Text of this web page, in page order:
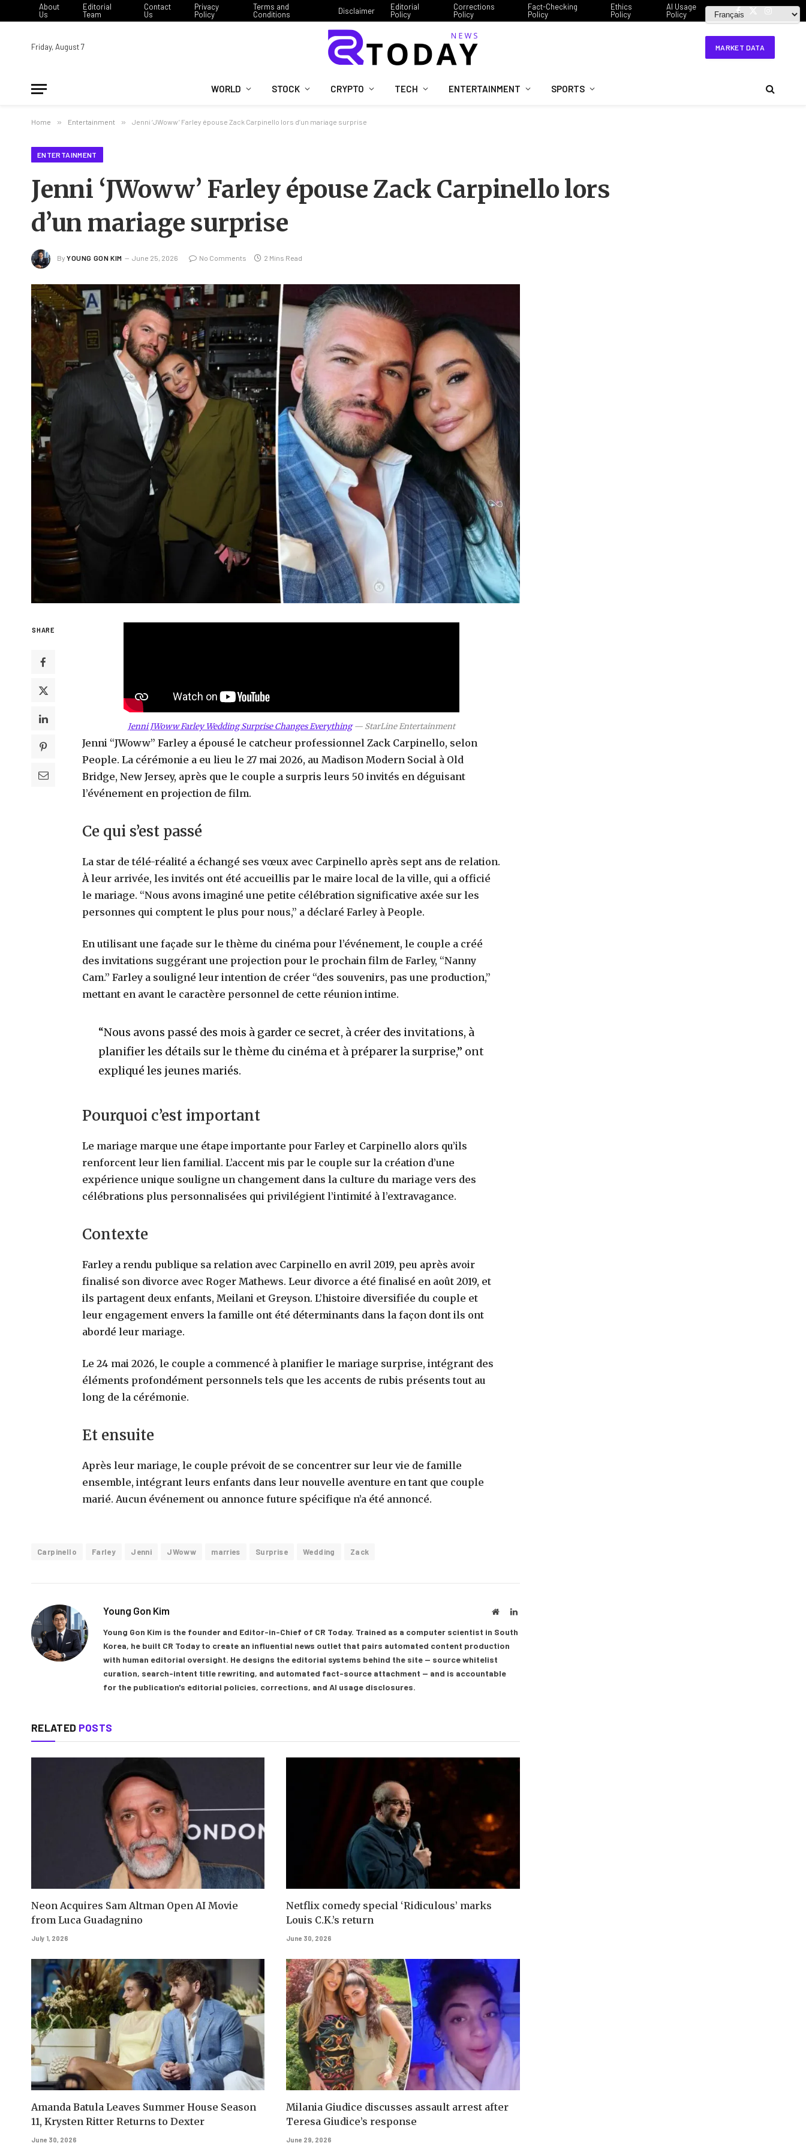
About
Us
Editorial
Team
Contact
Us
Privacy
Policy
Terms and
Conditions
Disclaimer
Editorial
Policy
Corrections
Policy
Fact-Checking
Policy
Ethics
Policy
AI Usage
Policy
Facebook
X
Instagram
Friday, August 7 MARKET DATA
WORLD STOCK CRYPTO TECH ENTERTAINMENT SPORTS
Home » Entertainment » Jenni ‘JWoww’ Farley épouse Zack Carpinello lors d’un mariage surprise
ENTERTAINMENT
Jenni ‘JWoww’ Farley épouse Zack Carpinello lors
d’un mariage surprise
By YOUNG GON KIM June 25, 2026 No Comments 2 Mins Read
SHARE
Jenni JWoww Farley Wedding Surprise Changes Everything— StarLine Entertainment
Jenni “JWoww” Farley a épousé le catcheur professionnel Zack Carpinello, selon
People. La cérémonie a eu lieu le 27 mai 2026, au Madison Modern Social à Old
Bridge, New Jersey, après que le couple a surpris leurs 50 invités en déguisant
l’événement en projection de film.
Ce qui s’est passé
La star de télé-réalité a échangé ses vœux avec Carpinello après sept ans de relation.
À leur arrivée, les invités ont été accueillis par le maire local de la ville, qui a officié
le mariage. “Nous avons imaginé une petite célébration significative axée sur les
personnes qui comptent le plus pour nous,” a déclaré Farley à People.
En utilisant une façade sur le thème du cinéma pour l’événement, le couple a créé
des invitations suggérant une projection pour le prochain film de Farley, “Nanny
Cam.” Farley a souligné leur intention de créer “des souvenirs, pas une production,”
mettant en avant le caractère personnel de cette réunion intime.
“Nous avons passé des mois à garder ce secret, à créer des invitations, à
planifier les détails sur le thème du cinéma et à préparer la surprise,” ont
expliqué les jeunes mariés.
Pourquoi c’est important
Le mariage marque une étape importante pour Farley et Carpinello alors qu’ils
renforcent leur lien familial. L’accent mis par le couple sur la création d’une
expérience unique souligne un changement dans la culture du mariage vers des
célébrations plus personnalisées qui privilégient l’intimité à l’extravagance.
Contexte
Farley a rendu publique sa relation avec Carpinello en avril 2019, peu après avoir
finalisé son divorce avec Roger Mathews. Leur divorce a été finalisé en août 2019, et
ils partagent deux enfants, Meilani et Greyson. L’histoire diversifiée du couple et
leur engagement envers la famille ont été déterminants dans la façon dont ils ont
abordé leur mariage.
Le 24 mai 2026, le couple a commencé à planifier le mariage surprise, intégrant des
éléments profondément personnels tels que les accents de rubis présents tout au
long de la cérémonie.
Et ensuite
Après leur mariage, le couple prévoit de se concentrer sur leur vie de famille
ensemble, intégrant leurs enfants dans leur nouvelle aventure en tant que couple
marié. Aucun événement ou annonce future spécifique n’a été annoncé.
Carpinello Farley Jenni JWoww marries Surprise Wedding Zack
Young Gon Kim WebsiteLinkedIn
Young Gon Kim is the founder and Editor-in-Chief of CR Today. Trained as a computer scientist in South
Korea, he built CR Today to create an influential news outlet that pairs automated content production
with human editorial oversight. He designs the editorial systems behind the site — source whitelist
curation, search-intent title rewriting, and automated fact-source attachment — and is accountable
for the publication's editorial policies, corrections, and AI usage disclosures.
RELATED POSTS
Neon Acquires Sam Altman Open AI Movie
from Luca Guadagnino
July 1, 2026
Netflix comedy special ‘Ridiculous’ marks
Louis C.K.’s return
June 30, 2026
Amanda Batula Leaves Summer House Season
11, Krysten Ritter Returns to Dexter
June 30, 2026
Milania Giudice discusses assault arrest after
Teresa Giudice’s response
June 29, 2026